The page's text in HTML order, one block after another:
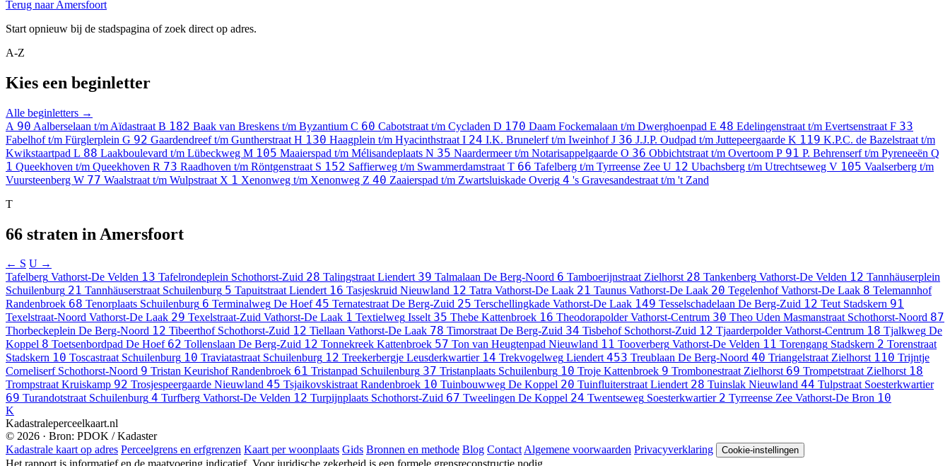
Terug naar Amersfoort
Start opnieuw bij de stadspagina of zoek direct op adres.
A-Z
Kies een beginletter
Alle beginletters →
A 90 Aalberselaan t/m Aïdastraat B 182 Baak van Breskens t/m Byzantium C 60 Cabotstraat t/m Cycladen D 170 Daam Fockemalaan t/m Dwerghoenpad E 48 Edelingenstraat t/m Evertsenstraat F 33
Fabelhof t/m Fürglerplein G 92 Gaardendreef t/m Guntherstraat H 130 Haagplein t/m Hyacinthstraat I 24 I.K. Brunelerf t/m IweinhofJ 36 J.J.P. Oudpad t/m Juttepeergaarde K 119 K.P.C. de Bazelstraat t/m
Kwikstaartpad L 88 Laakboulevard t/m Lübeckweg M 105 Maaierspad t/m Mélisandeplaats N 35 Naardermeer t/m Notarisappelgaarde O 36 Obbichtstraat t/m Overtoom P 91 P. Behrenserf t/m Pyreneeën Q
1 Queekhoven t/m Queekhoven R 73 Raadhoven t/m Röntgenstraat S 152 Saffierweg t/m Swammerdamstraat T 66 Tafelberg t/m Tyrreense Zee U 12 Ubachsberg t/m Utrechtseweg V 105 Vaalserberg t/m
Vuursteenberg W 77 Waalstraat t/m Wulpstraat X 1 Xenonweg t/m Xenonweg Z 40 Zaaierspad t/m Zwartsluiskade Overig 4 's Gravesandestraat t/m 't Zand
T
66 straten in Amersfoort
← S U →
Tafelberg Vathorst-De Velden 13 Tafelrondeplein Schothorst-Zuid 28 Talingstraat Liendert 39 Talmalaan De Berg-Noord 6 Tamboerijnstraat Zielhorst 28 Tankenberg Vathorst-De Velden 12 Tannhäuserplein
Schuilenburg 21 Tannhäuserstraat Schuilenburg 5 Tapuitstraat Liendert 16 Tasjeskruid Nieuwland 12 Tatra Vathorst-De Laak 21 Taunus Vathorst-De Laak 20 Tegelenhof Vathorst-De Laak 8 Telemannhof
Randenbroek 68 Tenorplaats Schuilenburg 6 Terminalweg De Hoef 45 Ternatestraat De Berg-Zuid 25 Terschellingkade Vathorst-De Laak 149 Tesselschadelaan De Berg-Zuid 12 Teut Stadskern 91
Texelstraat-Noord Vathorst-De Laak 29 Texelstraat-Zuid Vathorst-De Laak 1 Textielweg Isselt 35 Thebe Kattenbroek 16 Theodorapolder Vathorst-Centrum 30 Theo Uden Masmanstraat Schothorst-Noord 87
Thorbeckeplein De Berg-Noord 12 Tibeerthof Schothorst-Zuid 12 Tiellaan Vathorst-De Laak 78 Timorstraat De Berg-Zuid 34 Tisbehof Schothorst-Zuid 12 Tjaarderpolder Vathorst-Centrum 18 Tjalkweg De
Koppel 8 Toetsenbordpad De Hoef 62 Tollenslaan De Berg-Zuid 12 Tonnekreek Kattenbroek 57 Ton van Heugtenpad Nieuwland 11 Tooverberg Vathorst-De Velden 11 Torengang Stadskern 2 Torenstraat
Stadskern 10 Toscastraat Schuilenburg 10 Traviatastraat Schuilenburg 12 Treekerbergje Leusderkwartier 14 Trekvogelweg Liendert 453 Treublaan De Berg-Noord 40 Triangelstraat Zielhorst 110 Trijntje
Corneliserf Schothorst-Noord 9 Tristan Keurishof Randenbroek 61 Tristanpad Schuilenburg 37 Tristanplaats Schuilenburg 10 Troje Kattenbroek 9 Trombonestraat Zielhorst 69 Trompetstraat Zielhorst 18
Trompstraat Kruiskamp 92 Trosjespeergaarde Nieuwland 45 Tsjaikovskistraat Randenbroek 10 Tuinbouwweg De Koppel 20 Tuinfluiterstraat Liendert 28 Tuinslak Nieuwland 44 Tulpstraat Soesterkwartier
69 Turandotstraat Schuilenburg 4 Turfberg Vathorst-De Velden 12 Turpijnplaats Schothorst-Zuid 67 Tweelingen De Koppel 24 Twentseweg Soesterkwartier 2 Tyrreense Zee Vathorst-De Bron 10
K
Kadastraleperceelkaart.nl
© 2026 · Bron: PDOK / Kadaster
Kadastrale kaart op adres Perceelgrens en erfgrenzen Kaart per woonplaats Gids Bronnen en methode Blog ContactAlgemene voorwaarden Privacyverklaring Cookie-instellingen